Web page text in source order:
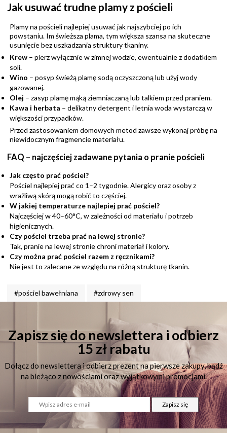
Jak usuwać trudne plamy z pościeli
Plamy na pościeli najlepiej usuwać jak najszybciej po ich
powstaniu. Im świeższa plama, tym większa szansa na skuteczne
usunięcie bez uszkadzania struktury tkaniny.
Krew – pierz wyłącznie w zimnej wodzie, ewentualnie z dodatkiem
soli.
Wino – posyp świeżą plamę sodą oczyszczoną lub użyj wody
gazowanej.
Olej – zasyp plamę mąką ziemniaczaną lub talkiem przed praniem.
Kawa i herbata – delikatny detergent i letnia woda wystarczą w
większości przypadków.
Przed zastosowaniem domowych metod zawsze wykonaj próbę na
niewidocznym fragmencie materiału.
FAQ – najczęściej zadawane pytania o pranie pościeli
Jak często prać pościel?
Pościel najlepiej prać co 1–2 tygodnie. Alergicy oraz osoby z
wrażliwą skórą mogą robić to częściej.
W jakiej temperaturze najlepiej prać pościel?
Najczęściej w 40–60°C, w zależności od materiału i potrzeb
higienicznych.
Czy pościel trzeba prać na lewej stronie?
Tak, pranie na lewej stronie chroni materiał i kolory.
Czy można prać pościel razem z ręcznikami?
Nie jest to zalecane ze względu na różną strukturę tkanin.
#pościel bawełniana #zdrowy sen
Zapisz się do newslettera i odbierz
15 zł rabatu
Dołącz do newslettera i odbierz prezent na pierwsze zakupy, bądź
na bieżąco z nowościami oraz wyjątkowymi promocjami.
Zapisz się